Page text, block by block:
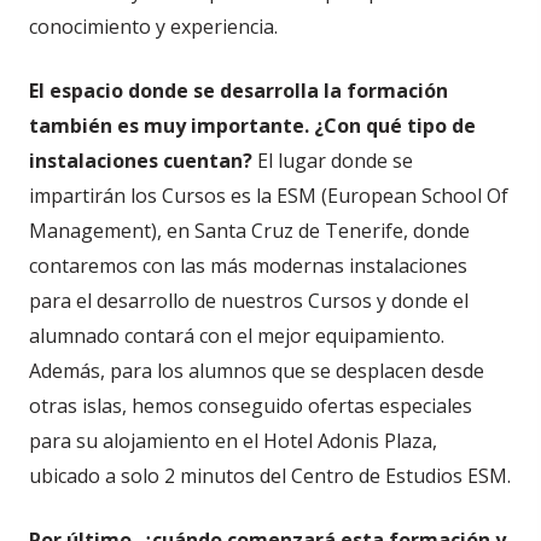
conocimiento y experiencia.
El espacio donde se desarrolla la formación
también es muy importante. ¿Con qué tipo de
instalaciones cuentan? El lugar donde se
impartirán los Cursos es la ESM (European School Of
Management), en Santa Cruz de Tenerife, donde
contaremos con las más modernas instalaciones
para el desarrollo de nuestros Cursos y donde el
alumnado contará con el mejor equipamiento.
Además, para los alumnos que se desplacen desde
otras islas, hemos conseguido ofertas especiales
para su alojamiento en el Hotel Adonis Plaza,
ubicado a solo 2 minutos del Centro de Estudios ESM.